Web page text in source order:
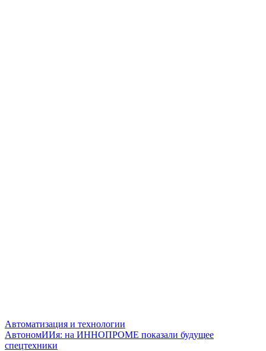
Автоматизация и технологии
АвтономИИя: на ИННОПРОМЕ показали будущее
спецтехники